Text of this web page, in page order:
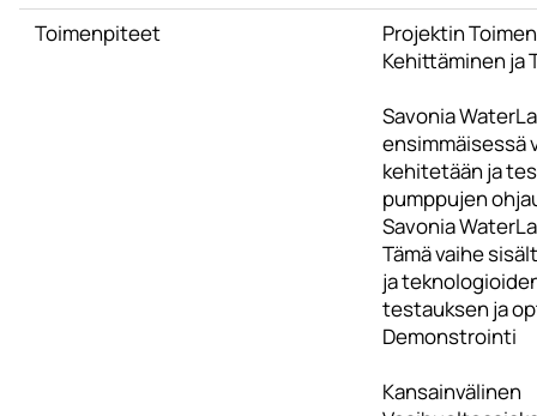
Toimenpiteet
Projektin
Kehittäminen ja
Savonia
ensimmäisessä
kehitetään ja
pumppujen
Savonia
Tämä vaihe
ja
testauksen ja
Demonstrointi
Kansainvälinen